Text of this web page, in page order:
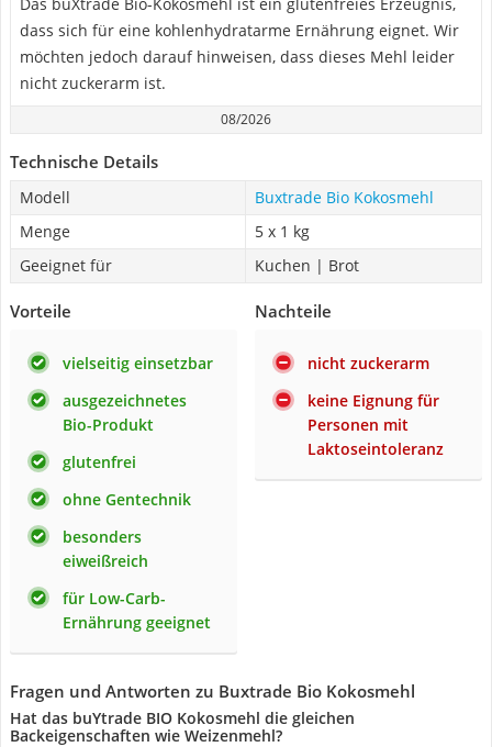
dass sich für eine kohlenhydratarme Ernährung eignet. Wir
möchten jedoch darauf hinweisen, dass dieses Mehl leider
nicht zuckerarm ist.
08/2026
Technische Details
Modell
Buxtrade Bio Kokosmehl
Menge
5 x 1 kg
Geeignet für
Kuchen | Brot
Vorteile
vielseitig einsetzbar
ausgezeichnetes
Bio-Produkt
glutenfrei
ohne Gentechnik
besonders
eiweißreich
für Low-Carb-
Ernährung geeignet
Nachteile
nicht zuckerarm
keine Eignung für
Personen mit
Laktoseintoleranz
Fragen und Antworten zu Buxtrade Bio Kokosmehl
Hat das buYtrade BIO Kokosmehl die gleichen
Backeigenschaften wie Weizenmehl?